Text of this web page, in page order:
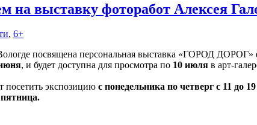
на выставку фоторабот Алексея
, 6+
посвящена персональная выставка «ГОРОД
, и будет доступна для просмотра по 10 июля в арт-
посетить экспозицию с понедельника по четверг с 11 до